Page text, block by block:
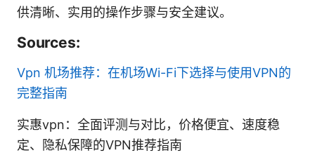
供清晰、实用的操作步骤与安全建议。
Sources:
Vpn 机场推荐：在机场Wi-Fi下选择与使用VPN的
完整指南
实惠vpn：全面评测与对比，价格便宜、速度稳
定、隐私保障的VPN推荐指南